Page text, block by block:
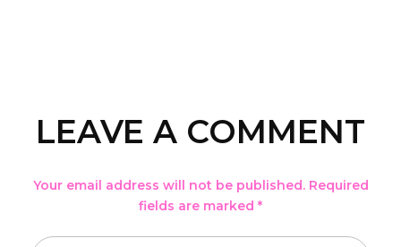
LEAVE A COMMENT
Your email address will not be published. Required
fields are marked *